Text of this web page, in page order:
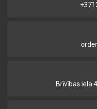
Brīvības iela